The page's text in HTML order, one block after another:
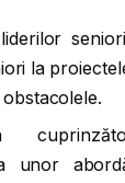
liderilor
la
obstacolele.
unor